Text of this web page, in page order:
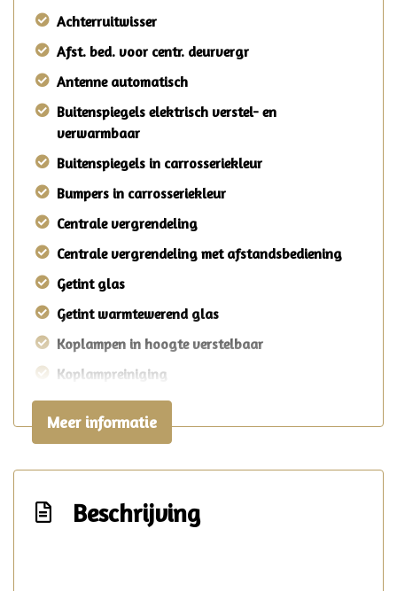
Achterruitwisser
Afst. bed. voor centr. deurvergr
Antenne automatisch
Buitenspiegels elektrisch verstel- en
verwarmbaar
Buitenspiegels in carrosseriekleur
Bumpers in carrosseriekleur
Centrale vergrendeling
Centrale vergrendeling met afstandsbediening
Getint glas
Getint warmtewerend glas
Koplampen in hoogte verstelbaar
Koplampreiniging
Metaalkleur
Interieur
Bestuurdersstoel in hoogte verstelbaar
Meer informatie
Beschrijving